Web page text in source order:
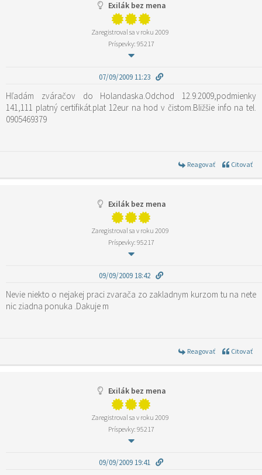
Exilák bez mena
Zaregistroval sa v roku 2009
Príspevky: 95217
07/09/2009 11:23
Hľadám zváračov do Holandaska.Odchod 12.9.2009,podmienky
141,111 platný certifikát.plat 12eur na hod v čistom.Bližšie info na tel.
0905469379
Reagovať Citovať
Exilák bez mena
Zaregistroval sa v roku 2009
Príspevky: 95217
09/09/2009 18:42
Nevie niekto o nejakej praci zvarača zo zakladnym kurzom tu na nete
nic ziadna ponuka .Dakuje m
Reagovať Citovať
Exilák bez mena
Zaregistroval sa v roku 2009
Príspevky: 95217
09/09/2009 19:41